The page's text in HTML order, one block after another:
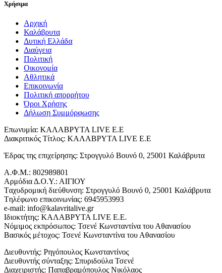
Χρήσιμα
Αρχική
Καλάβρυτα
Δυτική Ελλάδα
Διαύγεια
Πολιτική
Οικονομία
Αθλητικά
Επικοινωνία
Πολιτική απορρήτου
Όροι Χρήσης
Δήλωση Συμμόρφωσης
Επωνυμία: ΚΑΛΑΒΡΥΤΑ LIVE Ε.Ε
Διακριτικός Τίτλος: ΚΑΛΑΒΡΥΤΑ LIVE E.E
Έδρας της επιχείρησης: Στρογγυλό Βουνό 0, 25001 Καλάβρυτα
Α.Φ.Μ.: 802989801
Αρμόδια Δ.Ο.Υ.: ΑΙΓΙΟΥ
Tαχυδρομική διεύθυνση: Στρογγυλό Βουνό 0, 25001 Καλάβρυτα
Tηλέφωνο επικοινωνίας: 6945953993
e-mail: info@kalavritalive.gr
Iδιοκτήτης: ΚΑΛΑΒΡΥΤΑ LIVE E.E.
Νόμιμος εκπρόσωπος: Τσενέ Κωνσταντίνα του Αθανασίου
Βασικός μέτοχος: Τσενέ Κωνσταντίνα του Αθανασίου
Διευθυντής: Ρηγόπουλος Κωνσταντίνος
Διευθυντής σύνταξης: Σπυριδούλα Τσενέ
Διαχειριστής: Παπαβραμόπουλος Νικόλαος